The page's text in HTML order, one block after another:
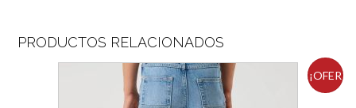
PRODUCTOS RELACIONADOS
¡OFER